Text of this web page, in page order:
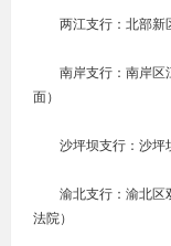
两江支行：北部新区
南岸支行：南岸区
面）
沙坪坝支行：沙坪坝
渝北支行：渝北区双
法院）